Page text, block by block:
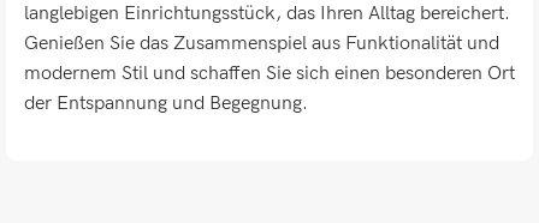
langlebigen Einrichtungsstück, das Ihren Alltag bereichert.
Genießen Sie das Zusammenspiel aus Funktionalität und
modernem Stil und schaffen Sie sich einen besonderen Ort
der Entspannung und Begegnung.